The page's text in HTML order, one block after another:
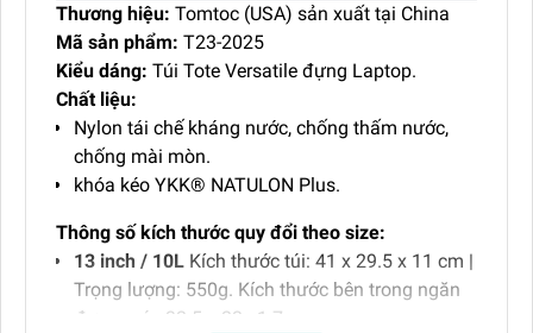
Thương hiệu: Tomtoc (USA) sản xuất tại China
Mã sản phẩm: T23-2025
Kiểu dáng: Túi Tote Versatile đựng Laptop.
Chất liệu:
Nylon tái chế kháng nước, chống thấm nước,
chống mài mòn.
khóa kéo YKK® NATULON Plus.
Thông số kích thước quy đổi theo size:
13 inch / 10L Kích thước túi: 41 x 29.5 x 11 cm |
Trọng lượng: 550g. Kích thước bên trong ngăn
đựng máy 32.5 x 22x 1.7cm